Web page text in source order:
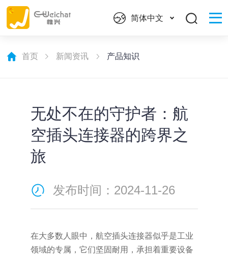
简体中文
首页 新闻资讯 产品知识
无处不在的守护者：航
空插头连接器的跨界之
旅
发布时间：2024-11-26
在大多数人眼中，航空插头连接器似乎是工业
领域的专属，它们坚固耐用，承担着重要设备